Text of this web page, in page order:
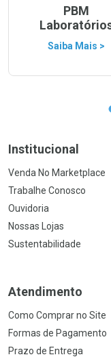
PBM
Saiba Mais >
Institucional
Venda No Marketplace
Trabalhe Conosco
Ouvidoria
Nossas Lojas
Sustentabilidade
Atendimento
Como Comprar no Site
Formas de Pagamento
Prazo de Entrega